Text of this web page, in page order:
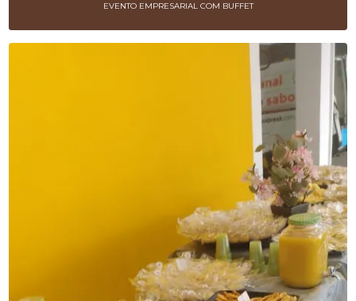
EVENTO EMPRESARIAL COM BUFFET